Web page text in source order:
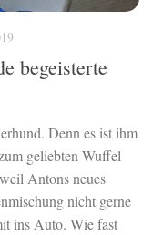
begeisterte
Denn es ist ihm
geliebten Wuffel
Antons neues
nicht gerne
ins Auto. Wie fast